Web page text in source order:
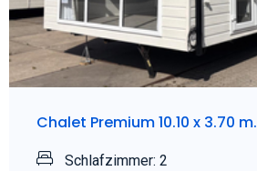
Chalet Premium 10.10 x 3.70 m.
Schlafzimmer: 2